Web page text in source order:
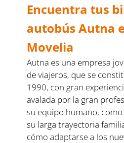
Encuentra tus
autobús Autna
Movelia
Autna es una empresa
de viajeros, que se
1990, con gran
avalada por la gran
su equipo humano,
su larga trayectoria
cómo adaptarse a los